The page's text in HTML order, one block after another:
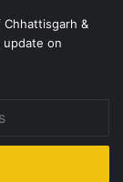
&
update on